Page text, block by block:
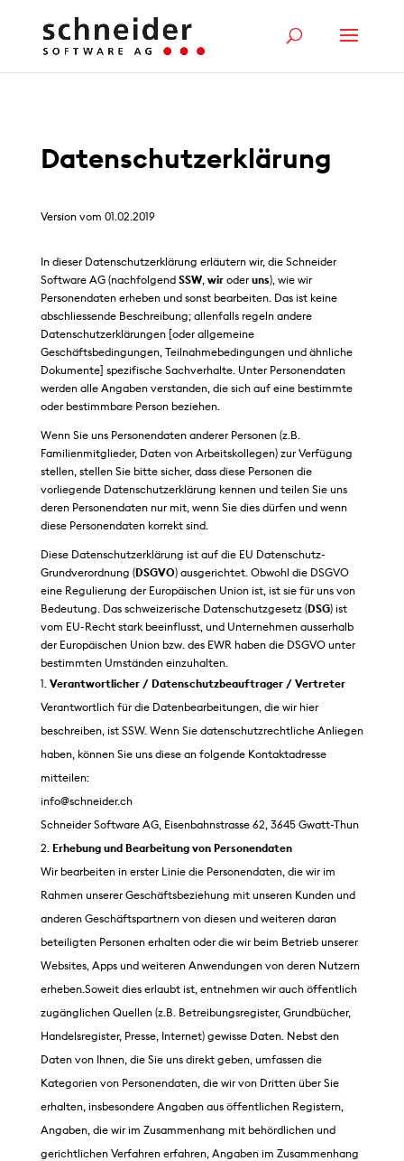
Datenschutzerklärung
Version vom 01.02.2019
In dieser Datenschutzerklärung erläutern wir, die Schneider
Software AG (nachfolgend SSW, wiroder uns), wie wir
Personendaten erheben und sonst bearbeiten. Das ist keine
abschliessende Beschreibung; allenfalls regeln andere
Datenschutzerklärungen [oder allgemeine
Geschäftsbedingungen, Teilnahmebedingungen und ähnliche
Dokumente] spezifische Sachverhalte. Unter Personendaten
werden alle Angaben verstanden, die sich auf eine bestimmte
oder bestimmbare Person beziehen.
Wenn Sie uns Personendaten anderer Personen (z.B.
Familienmitglieder, Daten von Arbeitskollegen) zur Verfügung
stellen, stellen Sie bitte sicher, dass diese Personen die
vorliegende Datenschutzerklärung kennen und teilen Sie uns
deren Personendaten nur mit, wenn Sie dies dürfen und wenn
diese Personendaten korrekt sind.
Diese Datenschutzerklärung ist auf die EU Datenschutz-
Grundverordnung (DSGVO) ausgerichtet. Obwohl die DSGVO
eine Regulierung der Europäischen Union ist, ist sie für uns von
Bedeutung. Das schweizerische Datenschutzgesetz (DSG) ist
vom EU-Recht stark beeinflusst, und Unternehmen ausserhalb
der Europäischen Union bzw. des EWR haben die DSGVO unter
bestimmten Umständen einzuhalten.
Verantwortlicher / Datenschutzbeauftrager / Vertreter
Verantwortlich für die Datenbearbeitungen, die wir hier
beschreiben, ist SSW. Wenn Sie datenschutzrechtliche Anliegen
haben, können Sie uns diese an folgende Kontaktadresse
mitteilen:
info@schneider.ch
Schneider Software AG, Eisenbahnstrasse 62, 3645 Gwatt-Thun
Erhebung und Bearbeitung von Personendaten
Wir bearbeiten in erster Linie die Personendaten, die wir im
Rahmen unserer Geschäftsbeziehung mit unseren Kunden und
anderen Geschäftspartnern von diesen und weiteren daran
beteiligten Personen erhalten oder die wir beim Betrieb unserer
Websites, Apps und weiteren Anwendungen von deren Nutzern
erheben.Soweit dies erlaubt ist, entnehmen wir auch öffentlich
zugänglichen Quellen (z.B. Betreibungsregister, Grundbücher,
Handelsregister, Presse, Internet) gewisse Daten. Nebst den
Daten von Ihnen, die Sie uns direkt geben, umfassen die
Kategorien von Personendaten, die wir von Dritten über Sie
erhalten, insbesondere Angaben aus öffentlichen Registern,
Angaben, die wir im Zusammenhang mit behördlichen und
gerichtlichen Verfahren erfahren, Angaben im Zusammenhang